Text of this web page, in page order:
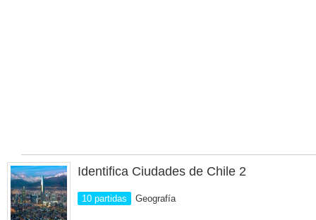
Identifica Ciudades de Chile 2
10 partidas Geografía